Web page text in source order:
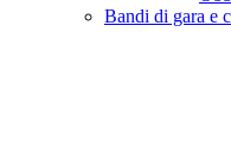
Bandi di gara e